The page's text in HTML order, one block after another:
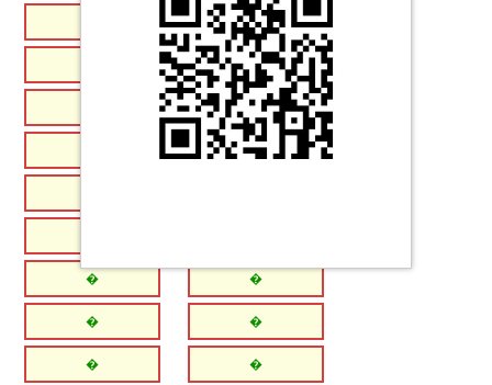
�
�
�
�
� �
� �
� �